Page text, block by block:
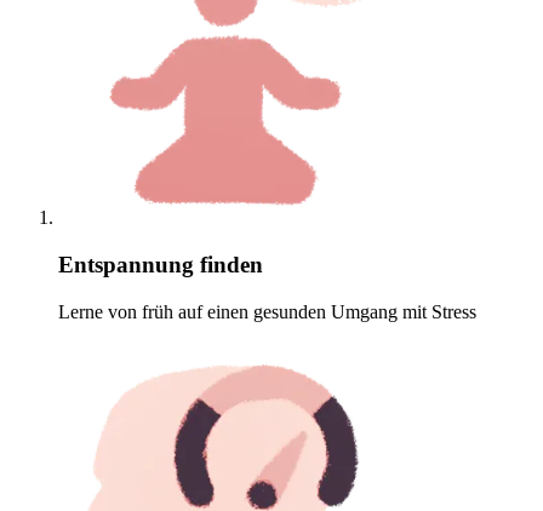
Entspannung finden
Lerne von früh auf einen gesunden Umgang mit Stress